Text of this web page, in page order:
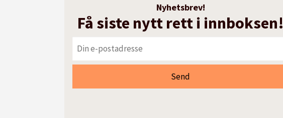
Nyhetsbrev!
Få siste nytt rett i innboksen!